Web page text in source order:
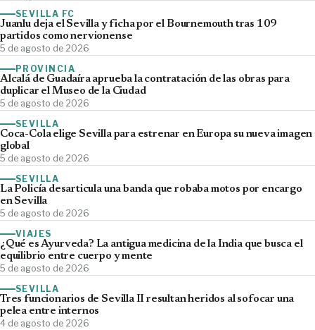
SEVILLA FC
Juanlu deja el Sevilla y ficha por el Bournemouth tras 109
partidos como nervionense
5 de agosto de 2026
PROVINCIA
Alcalá de Guadaíra aprueba la contratación de las obras para
duplicar el Museo de la Ciudad
5 de agosto de 2026
SEVILLA
Coca-Cola elige Sevilla para estrenar en Europa su nueva imagen
global
5 de agosto de 2026
SEVILLA
La Policía desarticula una banda que robaba motos por encargo
en Sevilla
5 de agosto de 2026
VIAJES
¿Qué es Ayurveda? La antigua medicina de la India que busca el
equilibrio entre cuerpo y mente
5 de agosto de 2026
SEVILLA
Tres funcionarios de Sevilla II resultan heridos al sofocar una
pelea entre internos
4 de agosto de 2026